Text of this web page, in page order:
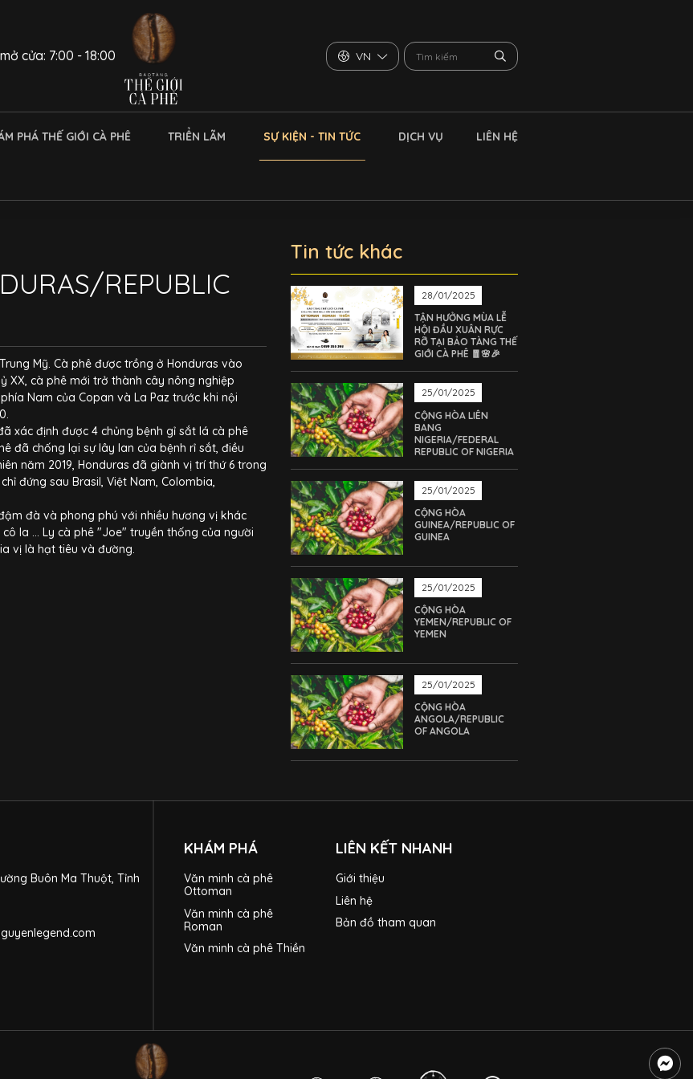
cửa: 7:00 - 18:00 VN
PHÁ THẾ GIỚI CÀ PHÊ TRIỂN LÃM SỰ KIỆN - TIN TỨC DỊCH VỤ LIÊN HỆ
REPUBLIC
Mỹ. Cà phê được trồng ở Honduras vào
XX, cà phê mới trở thành cây nông nghiệp
Nam của Copan và La Paz trước khi nội
xác định được 4 chủng bệnh gỉ sắt lá cà phê
đã chống lại sự lây lan của bệnh rỉ sắt, điều
năm 2019, Honduras đã giành vị trí thứ 6 trong
đứng sau Brasil, Việt Nam, Colombia,
đà và phong phú với nhiều hương vị khác
la ... Ly cà phê "Joe" truyền thống của người
vị là hạt tiêu và đường.
Tin tức khác
28/01/2025
TẬN HƯỞNG MÙA LỄ
HỘI ĐẦU XUÂN RỰC
RỠ TẠI BẢO TÀNG THẾ
GIỚI CÀ PHÊ 🧧🌸🎉
25/01/2025
CỘNG HÒA LIÊN
BANG
NIGERIA/FEDERAL
REPUBLIC OF NIGERIA
25/01/2025
CỘNG HÒA
GUINEA/REPUBLIC OF
GUINEA
25/01/2025
CỘNG HÒA
YEMEN/REPUBLIC OF
YEMEN
25/01/2025
CỘNG HÒA
ANGOLA/REPUBLIC
OF ANGOLA
Buôn Ma Thuột, Tỉnh
KHÁM PHÁ
Văn minh cà phê
Ottoman
Văn minh cà phê
Roman
Văn minh cà phê Thiền
LIÊN KẾT NHANH
Giới thiệu
Liên hệ
Bản đồ tham quan